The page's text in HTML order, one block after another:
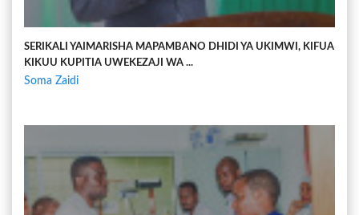
SERIKALI YAIMARISHA MAPAMBANO DHIDI YA UKIMWI, KIFUA
KIKUU KUPITIA UWEKEZAJI WA ...
Soma Zaidi